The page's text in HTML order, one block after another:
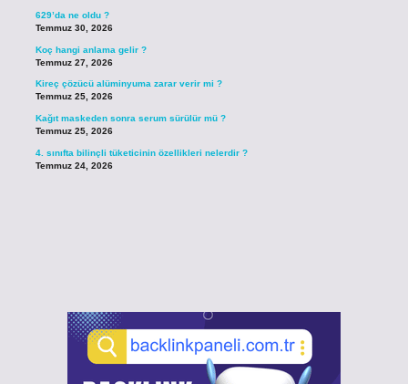
629’da ne oldu ?
Temmuz 30, 2026
Koç hangi anlama gelir ?
Temmuz 27, 2026
Kireç çözücü alüminyuma zarar verir mi ?
Temmuz 25, 2026
Kağıt maskeden sonra serum sürülür mü ?
Temmuz 25, 2026
4. sınıfta bilinçli tüketicinin özellikleri nelerdir ?
Temmuz 24, 2026